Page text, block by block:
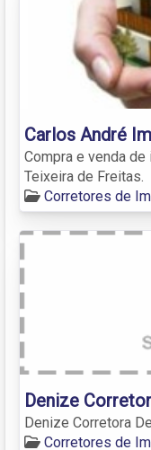
Carlos André
Compra e venda
Teixeira de Freitas.
Corretores de
Denize
Denize Corretora
Corretores de